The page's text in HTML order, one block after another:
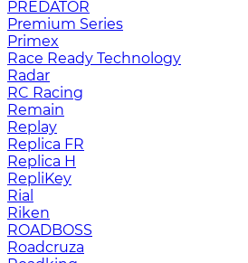
PREDATOR
Premium Series
Primex
Race Ready Technology
Radar
RC Racing
Remain
Replay
Replica FR
Replica H
RepliKey
Rial
Riken
ROADBOSS
Roadcruza